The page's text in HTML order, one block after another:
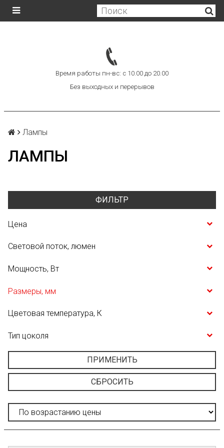
Время работы пн-вс: с 10.00 до 20.00
Без выходных и перерывов
Лампы
ЛАМПЫ
ФИЛЬТР
Цена
Световой поток, люмен
Мощность, Вт
Размеры, мм
Цветовая температура, К
Тип цоколя
ПРИМЕНИТЬ
СБРОСИТЬ